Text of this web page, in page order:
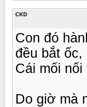
CKD
Con đó
đều bắt ốc,
Cái mối
Do giờ mà